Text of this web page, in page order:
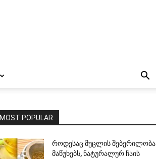
MOST POPULAR
როდესაც მუცლის შებერილობა
მაწუხებს, ნატურალურ ჩაის